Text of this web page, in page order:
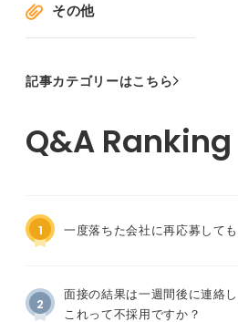
その他
記事カテゴリーはこちら
1 一度落ちた会社に再応募して
2
面接の結果は一週間後に連絡
これって不採用ですか？